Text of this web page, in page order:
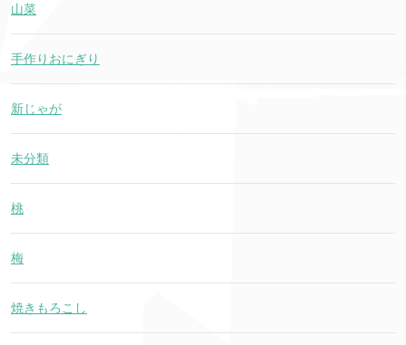
山菜
手作りおにぎり
新じゃが
未分類
桃
梅
焼きもろこし